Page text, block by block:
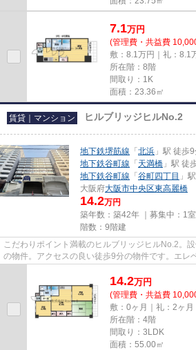
7.1万円
(管理費・共益費
敷：8.1万円｜礼：8.1
所在階：8階
間取り：1K
面積：23.36㎡
賃貸｜マンション ヒルブリッジヒルNo.2
地下鉄堺筋線 「 北浜 」駅 徒歩
地下鉄谷町線 「 天満橋 」駅 徒
地下鉄谷町線 「 谷町四丁目 」
大阪府大阪市中央区東高麗橋
14.2万円
築年数：築42年 ｜募集中： 1室
階数：9階建
こだわりポイント満載のヒルブリッジヒルNo.2。
の物件。アクセスの良い徒歩9分の物件です。エレ
14.2万円
(管理費・共益費
敷：0ヶ月｜礼：2ヶ月
所在階：4階
間取り：3LDK
面積：55.00㎡